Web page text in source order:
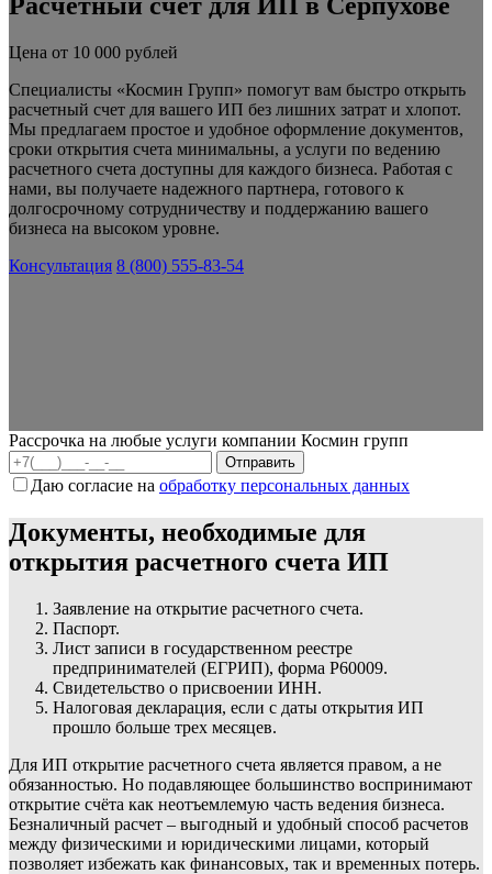
Цена от 10 000 рублей
Специалисты «Космин Групп» помогут вам быстро открыть
расчетный счет для вашего ИП без лишних затрат и хлопот.
Мы предлагаем простое и удобное оформление документов,
сроки открытия счета минимальны, а услуги по ведению
расчетного счета доступны для каждого бизнеса. Работая с
нами, вы получаете надежного партнера, готового к
долгосрочному сотрудничеству и поддержанию вашего
бизнеса на высоком уровне.
Консультация 8 (800) 555-83-54
Рассрочка на любые услуги компании Космин групп
Даю согласие на обработку персональных данных
Документы, необходимые для
открытия расчетного счета ИП
Заявление на открытие расчетного счета.
Паспорт.
Лист записи в государственном реестре
предпринимателей (ЕГРИП), форма Р60009.
Свидетельство о присвоении ИНН.
Налоговая декларация, если с даты открытия ИП
прошло больше трех месяцев.
Для ИП открытие расчетного счета является правом, а не
обязанностью. Но подавляющее большинство воспринимают
открытие счёта как неотъемлемую часть ведения бизнеса.
Безналичный расчет – выгодный и удобный способ расчетов
между физическими и юридическими лицами, который
позволяет избежать как финансовых, так и временных потерь.